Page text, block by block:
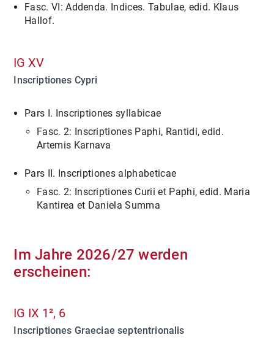
Fasc. VI: Addenda. Indices. Tabulae, edid. Klaus
Hallof.
IG XV
Inscriptiones Cypri
Pars I. Inscriptiones syllabicae
Fasc. 2: Inscriptiones Paphi, Rantidi, edid.
Artemis Karnava
Pars II. Inscriptiones alphabeticae
Fasc. 2: Inscriptiones Curii et Paphi, edid. Maria
Kantirea et Daniela Summa
Im Jahre 2026/27 werden
erscheinen:
IG IX 1², 6
Inscriptiones Graeciae septentrionalis